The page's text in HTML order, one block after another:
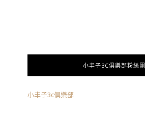
小丰子3C俱樂部粉絲團
小丰子3c俱樂部